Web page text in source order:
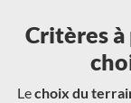
Critères
Lechoix du